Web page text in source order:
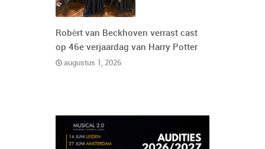
Robèrt van Beckhoven verrast cast
op 46e verjaardag van Harry Potter
augustus 1, 2026